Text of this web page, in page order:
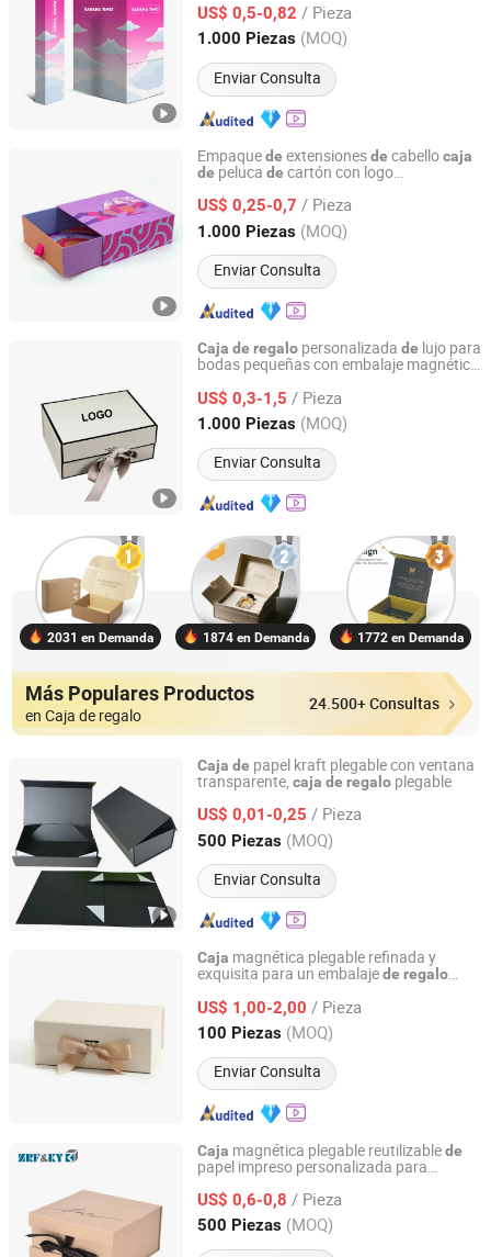
desechable
US$ 0,5-0,82 / Pieza
1.000 Piezas (MOQ)
Enviar Consulta
Guangdong, China Desde 2020
Empaquede extensionesde cabellocaja
de peluca de cartón con logo
personalizada
US$ 0,25-0,7 / Pieza
1.000 Piezas (MOQ)
Enviar Consulta
Shanghai Coffe Packing Group Co., Ltd.
Shanghai, China Desde 2011
Caja de regalo personalizada de lujo para
bodas pequeñas con embalaje magnético
US$ 0,3-1,5 / Pieza
1.000 Piezas (MOQ)
Enviar Consulta
Zhangzhou Taki Industry and Trade Co., Ltd
Fujian, China Desde 2023
2031 en Demanda 1874 en Demanda 1772 en Demanda
Más Populares Productos
en Caja de regalo
24.500+ Consultas
Caja de papel kraft plegable con ventana
transparente, caja de regalo plegable
US$ 0,01-0,25 / Pieza
500 Piezas (MOQ)
Enviar Consulta
Wing Chun Packaging Product(Shenzhen)Co., Ltd
Guangdong, China Desde 2025
Caja magnética plegable refinada y
exquisita para un embalajede regalo
US$ 1,00-2,00 / Pieza
100 Piezas (MOQ)
Enviar Consulta
Henan Happy Printing Paper Products Co., Ltd.
Henan, China Desde 2026
Caja magnética plegable reutilizablede
papel impreso personalizada para
US$ 0,6-0,8 / Pieza
500 Piezas (MOQ)
Xiamen ZRF Media Turnkey Co., Ltd.
Fujian, China Desde 2008